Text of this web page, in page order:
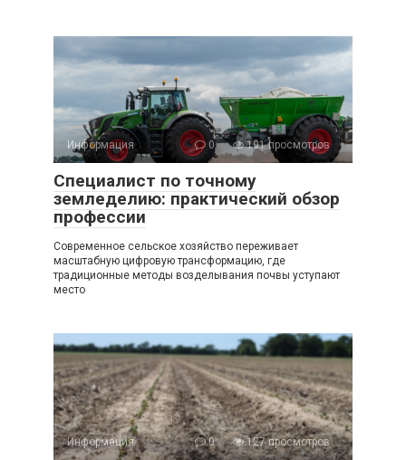
Информация 0 101 просмотров
Специалист по точному
земледелию: практический обзор
профессии
Современное сельское хозяйство переживает
масштабную цифровую трансформацию, где
традиционные методы возделывания почвы уступают
место
Информация 0 127 просмотров